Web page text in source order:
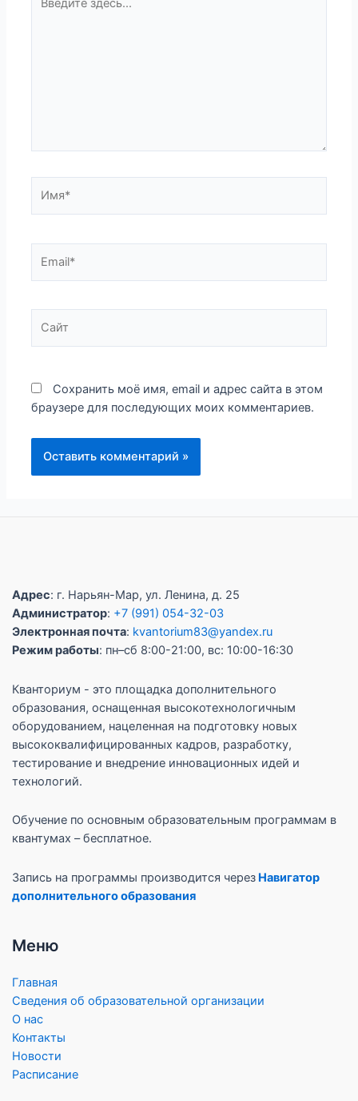
здесь...
Сохранить моё имя, email и адрес сайта в этом
браузере для последующих моих комментариев.
Адрес: г. Нарьян-Мар, ул. Ленина, д. 25
Администратор: +7 (991) 054-32-03
Электронная почта: kvantorium83@yandex.ru
Режим работы: пн–сб 8:00-21:00, вс: 10:00-16:30
Кванториум - это площадка дополнительного
образования, оснащенная высокотехнологичным
оборудованием, нацеленная на подготовку новых
высококвалифицированных кадров, разработку,
тестирование и внедрение инновационных идей и
технологий.
Обучение по основным образовательным программам в
квантумах – бесплатное.
Запись на программы производится через Навигатор
дополнительного образования
Меню
Главная
Сведения об образовательной организации
О нас
Контакты
Новости
Расписание